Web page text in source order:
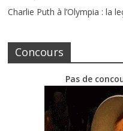
Charlie Puth à l’Olympia : la
Concours
Pas de